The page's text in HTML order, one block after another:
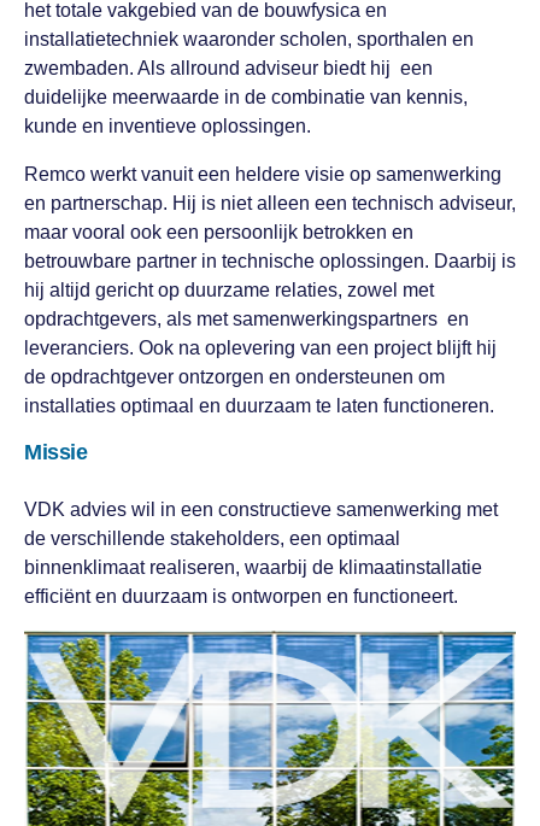
het totale vakgebied van de bouwfysica en
installatietechniek waaronder scholen, sporthalen en
zwembaden. Als allround adviseur biedt hij een
duidelijke meerwaarde in de combinatie van kennis,
kunde en inventieve oplossingen.
Remco werkt vanuit een heldere visie op samenwerking
en partnerschap. Hij is niet alleen een technisch adviseur,
maar vooral ook een persoonlijk betrokken en
betrouwbare partner in technische oplossingen. Daarbij is
hij altijd gericht op duurzame relaties, zowel met
opdrachtgevers, als met samenwerkingspartners en
leveranciers. Ook na oplevering van een project blijft hij
de opdrachtgever ontzorgen en ondersteunen om
installaties optimaal en duurzaam te laten functioneren.
Missie
VDK advies wil in een constructieve samenwerking met
de verschillende stakeholders, een optimaal
binnenklimaat realiseren, waarbij de klimaatinstallatie
efficiënt en duurzaam is ontworpen en functioneert.